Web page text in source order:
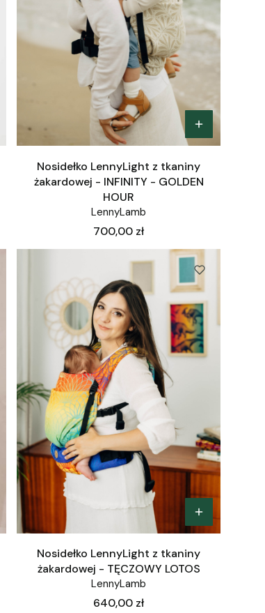
Nosidełko LennyLight z tkaniny
żakardowej - INFINITY - GOLDEN
HOUR
LennyLamb
Cena
700,00 zł
Nosidełko LennyLight z tkaniny
żakardowej - TĘCZOWY LOTOS
LennyLamb
Cena
640,00 zł